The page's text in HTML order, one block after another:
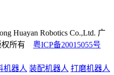
Huayan Robotics Co.,Ltd. 广
权所有 粤ICP备20015055号
机器人 装配机器人 打磨机器人